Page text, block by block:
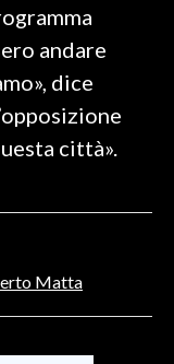
andare
dice
città».
Matta